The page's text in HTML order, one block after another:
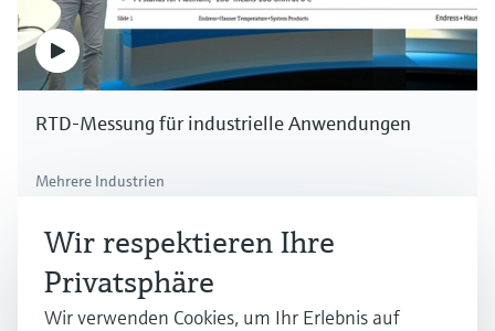
RTD-Messung für industrielle Anwendungen
Mehrere Industrien
Wir respektieren Ihre
Privatsphäre
Wir verwenden Cookies, um Ihr Erlebnis auf